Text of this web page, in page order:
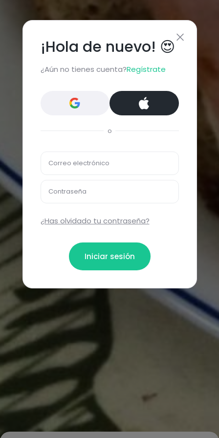
¡Hola de nuevo! 😍
¿Aún no tienes cuenta?Regístrate
o
Correo electrónico
Contraseña
¿Has olvidado tu contraseña?
Iniciar sesión